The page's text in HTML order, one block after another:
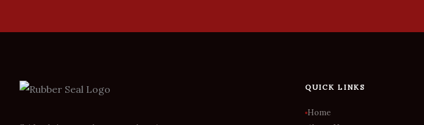
QUICK LINKS
Home